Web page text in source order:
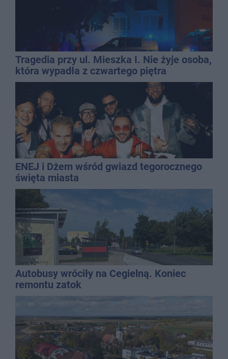
Tragedia przy ul. Mieszka I. Nie żyje osoba,
która wypadła z czwartego piętra
ENEJ i Dżem wśród gwiazd tegorocznego
święta miasta
Autobusy wróciły na Cegielną. Koniec
remontu zatok